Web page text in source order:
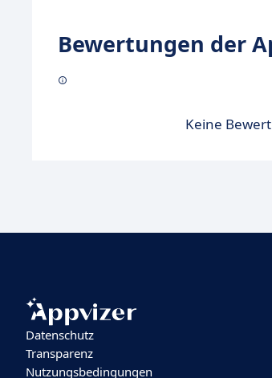
Bewertungen der
Keine
Datenschutz
Transparenz
Nutzungsbedingungen